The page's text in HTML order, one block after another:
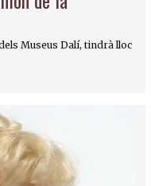
Museus Dalí, tindrà lloc